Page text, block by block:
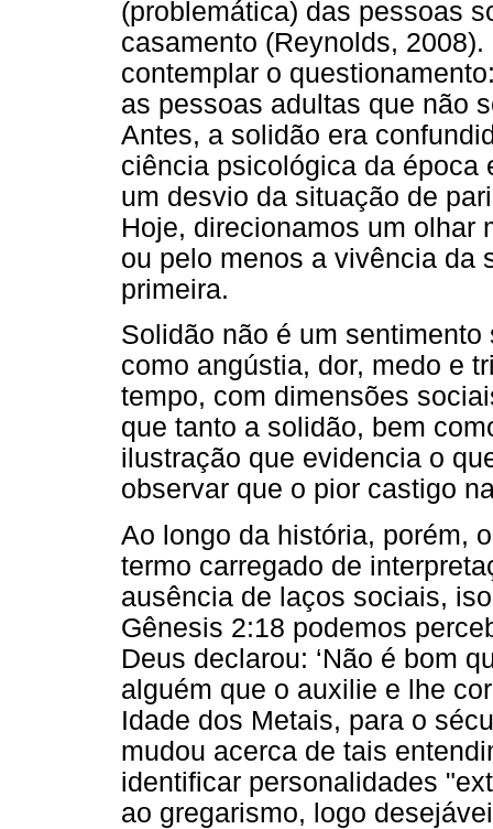
(problemática) das pessoas
casamento (Reynolds,
contemplar o
as pessoas adultas que não
Antes, a solidão era
ciência psicológica da época
um desvio da situação de
Hoje, direcionamos um olhar
ou pelo menos a vivência da
primeira.
Solidão não é um
como angústia, dor, medo e
tempo, com dimensões
que tanto a solidão, bem
ilustração que evidencia o
observar que o pior castigo
Ao longo da história, porém,
termo carregado de
ausência de laços sociais,
Gênesis 2:18 podemos
Deus declarou: ‘Não é bom
alguém que o auxilie e lhe
Idade dos Metais, para o
mudou acerca de tais
identificar personalidades
ao gregarismo, logo